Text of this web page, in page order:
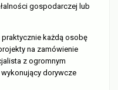
gospodarczej lub
każdą osobę
na zamówienie
z ogromnym
dorywcze